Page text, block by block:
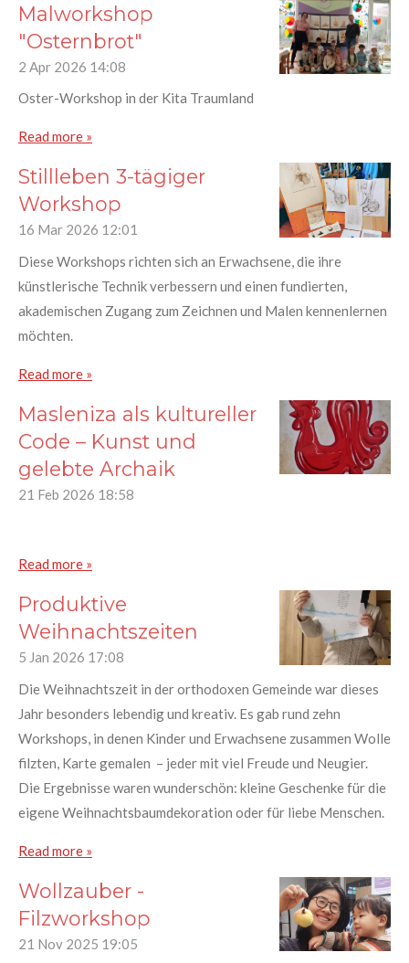
Malworkshop
"Osternbrot"
2 Apr 2026 14:08
Oster-Workshop in der Kita Traumland
Read more »
Stillleben 3-tägiger
Workshop
16 Mar 2026 12:01
Diese Workshops richten sich an Erwachsene, die ihre
künstlerische Technik verbessern und einen fundierten,
akademischen Zugang zum Zeichnen und Malen kennenlernen
möchten.
Read more »
Masleniza als kultureller
Code – Kunst und
gelebte Archaik
21 Feb 2026 18:58
Read more »
Produktive
Weihnachtszeiten
5 Jan 2026 17:08
Die Weihnachtszeit in der orthodoxen Gemeinde war dieses
Jahr besonders lebendig und kreativ. Es gab rund zehn
Workshops, in denen Kinder und Erwachsene zusammen Wolle
filzten, Karte gemalen – jeder mit viel Freude und Neugier.
Die Ergebnisse waren wunderschön: kleine Geschenke für die
eigene Weihnachtsbaumdekoration oder für liebe Menschen.
Read more »
Wollzauber -
Filzworkshop
21 Nov 2025 19:05